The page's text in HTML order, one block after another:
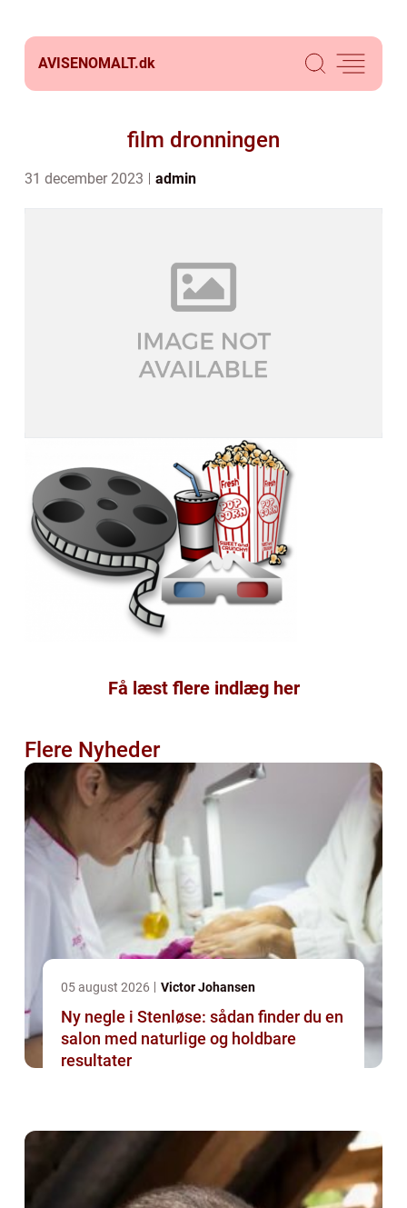
AVISENOMALT.dk
film dronningen
31 december 2023 admin
Få læst flere indlæg her
Flere Nyheder
05 august 2026 Victor Johansen
Ny negle i Stenløse: sådan finder du en
salon med naturlige og holdbare
resultater